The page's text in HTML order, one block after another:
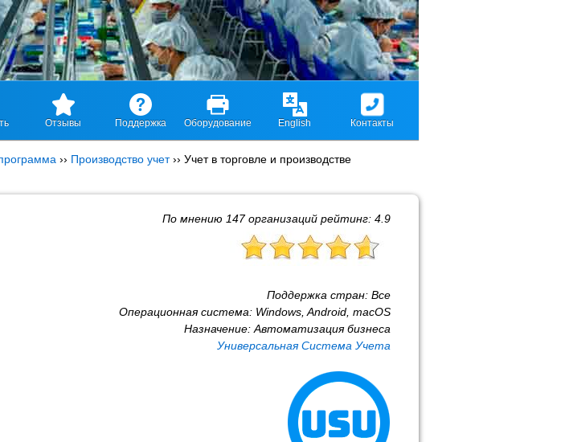
Отзывы Поддержка Оборудование English Контакты
›› Производство учет›› Учет в торговле и производстве
По мнению 147организаций рейтинг: 4.9
Поддержка стран: Все
Операционная система: Windows, Android, macOS
Назначение: Автоматизация бизнеса
Универсальная Система Учета